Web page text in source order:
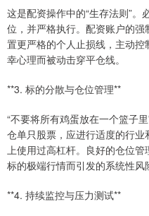
这是配资操作中的“生存法则”
位，并严格执行。配资账户的
置更严格的个人止损线，主动
幸心理而被动击穿平仓线。
**3. 标的分散与仓位管理**
“不要将所有鸡蛋放在一个篮子
仓单只股票，应进行适度的行
上使用过高杠杆。良好的仓位
标的极端行情而引发的系统性风
**4. 持续监控与压力测试**